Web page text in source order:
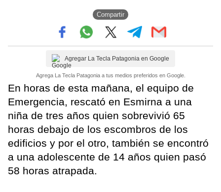
Compartir
Agregar La Tecla Patagonia en Google
Agrega La Tecla Patagonia a tus medios preferidos en Google.
En horas de esta mañana, el equipo de
Emergencia, rescató en Esmirna a una
niña de tres años quien sobrevivió 65
horas debajo de los escombros de los
edificios y por el otro, también se encontró
a una adolescente de 14 años quien pasó
58 horas atrapada.